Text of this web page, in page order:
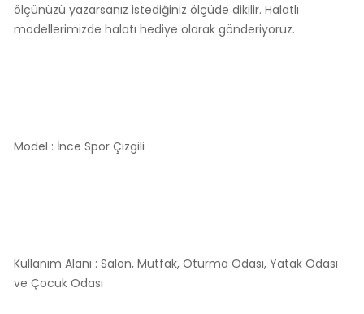
ölçünüzü yazarsanız istediğiniz ölçüde dikilir. Halatlı
modellerimizde halatı hediye olarak gönderiyoruz.
Model : İnce Spor Çizgili
Kullanım Alanı : Salon, Mutfak, Oturma Odası, Yatak Odası
ve Çocuk Odası